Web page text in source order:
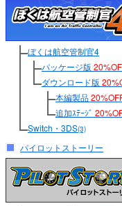
ぼくは航空管制官4
パッケージ版
ダウンロード版
本編製品
追加ｽﾃｰｼﾞ
Switch・3DS(3)
パイロットストーリー